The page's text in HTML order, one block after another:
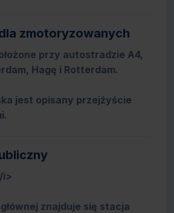
zmotoryzowanych
przy autostradzie A4,
Hagę i Rotterdam.
jest opisany przejżyście
i>
znajduje się stacja